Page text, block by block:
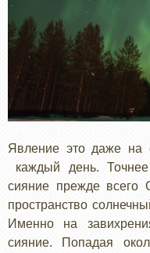
Явление это даже на
каждый день.
сияние прежде всего
пространство
Именно на
сияние. Попадая